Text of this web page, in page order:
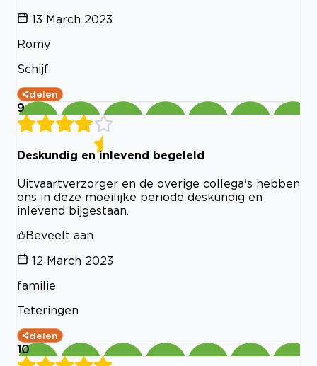
13 March 2023
Romy
Schijf
delen
9
Deskundig en inlevend begeleld
Uitvaartverzorger en de overige collega's hebben
ons in deze moeilijke periode deskundig en
inlevend bijgestaan.
Beveelt aan
12 March 2023
familie
Teteringen
delen
10